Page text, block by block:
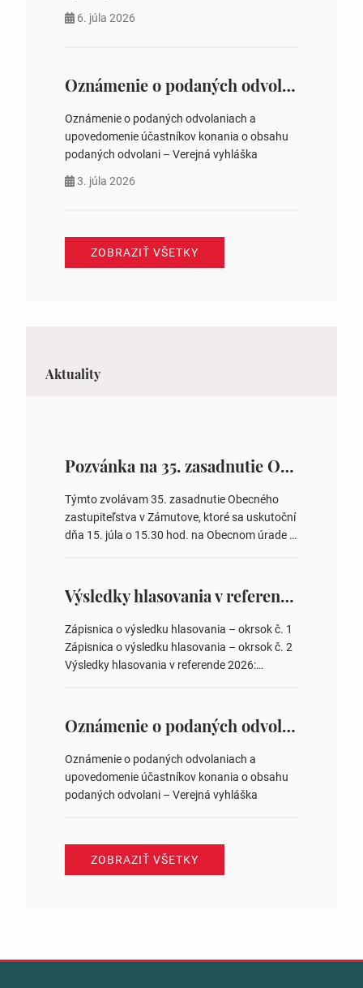
na hlasovaní https://www.volbysr.sk/…
6. júla 2026
Oznámenie o podaných odvolaniach a upovedomenie účastníkov konania o obsahu podaných odvolani – Verejná vyhláška
Oznámenie o podaných odvolaniach a
upovedomenie účastníkov konania o obsahu
podaných odvolani – Verejná vyhláška
3. júla 2026
ZOBRAZIŤ VŠETKY
Aktuality
Pozvánka na 35. zasadnutie OZ v Zámutove
Týmto zvolávam 35. zasadnutie Obecného
zastupiteľstva v Zámutove, ktoré sa uskutoční
dňa 15. júla o 15.30 hod. na Obecnom úrade v
overovateľov zápisnice 3. Určenie volebných
obvodov pre voľby poslancov obecných
zastupiteľstiev, počtu poslancov obecných
zastupiteľstiev v nich 4. Schválenie odpredaja
obecného pozemku –…
Výsledky hlasovania v referende 2026
Zápisnica o výsledku hlasovania – okrsok č. 1
Zápisnica o výsledku hlasovania – okrsok č. 2
Výsledky hlasovania v referende 2026:
ysledky.html
Oznámenie o podaných odvolaniach a upovedomenie účastníkov konania o obsahu podaných odvolani – Verejná vyhláška
Oznámenie o podaných odvolaniach a
upovedomenie účastníkov konania o obsahu
podaných odvolani – Verejná vyhláška
ZOBRAZIŤ VŠETKY